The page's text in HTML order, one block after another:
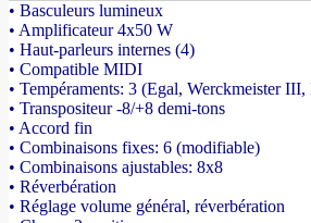
• Basculeurs lumineux
• Amplificateur 4x50 W
• Haut-parleurs internes (4)
• Compatible MIDI
• Tempéraments: 3 (Egal, Werckmeister
• Transpositeur -8/+8 demi-tons
• Accord fin
• Combinaisons fixes: 6 (modifiable)
• Combinaisons ajustables: 8x8
• Réverbération
• Réglage volume général, réverbération